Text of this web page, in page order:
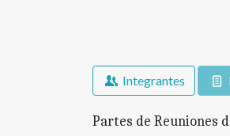
Integrantes
Partes de Reuniones